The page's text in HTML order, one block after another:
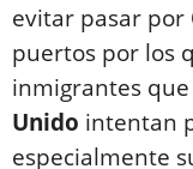
evitar pasar por
puertos por los
inmigrantes
Unido intentan
especialmente